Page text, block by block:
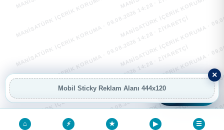
×
Mobil Sticky Reklam Alanı 444x120
⌂ ⚡ ★ ▶ ☰
MANİSATÜRK İÇERİK KORUMA · 09.08.2026 14:28 · ZIYARETÇI
MANİSATÜRK İÇERİK KORUMA
MANİSATÜRK İÇERİK KORUMA · 09.08.2026 14:28 · ZIYARETÇI
MANİSATÜRK İÇERİK KORUMA
MANİSATÜRK İÇERİK KORUMA · 09.08.2026 14:28 · ZIYARETÇI
MANİSATÜRK İÇERİK KORUMA
MANİSATÜRK İÇERİK KORUMA · 09.08.2026 14:28 · ZIYARETÇI
MANİSATÜRK İÇERİK KORUMA